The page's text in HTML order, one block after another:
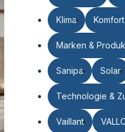
Klima
Marken &
Sanipa Solar
Technologie &
Vaillant